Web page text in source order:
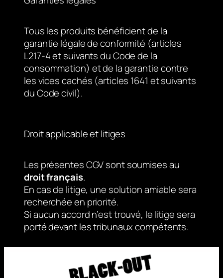
Tous les produits bénéficient de la
garantie légale de conformité (articles
L217-4 et suivants du Code de la
consommation) et de la garantie contre
les vices cachés (articles 1641 et suivants
du Code civil).
Droit applicable et litiges
Les présentes CGV sont soumises au
droit français.
En cas de litige, une solution amiable sera
recherchée en priorité.
Si aucun accord n’est trouvé, le litige sera
porté devant les tribunaux compétents.